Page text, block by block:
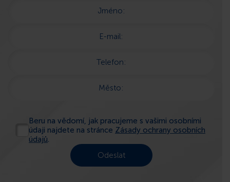
Jméno:
E-mail:
Telefon:
Město:
Beru na vědomí, jak pracujeme s vašimi osobními
údaji najdete na stránce Zásady ochrany osobních
údajů.